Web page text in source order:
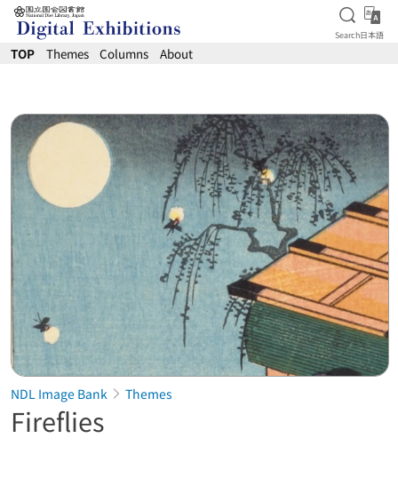
Jump to main content
Open
Search 日
日本語
TOP Themes Columns About
NDL Image Bank Themes
Fireflies